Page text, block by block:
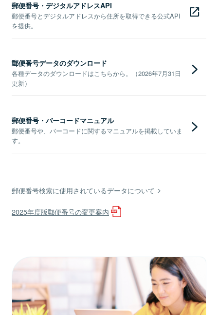
郵便番号・デジタルアドレスAPI
郵便番号とデジタルアドレスから住所を取得できる公式API
を提供。
郵便番号データのダウンロード
各種データのダウンロードはこちらから。（2026年7月31日
更新）
郵便番号・バーコードマニュアル
郵便番号や、バーコードに関するマニュアルを掲載していま
す。
郵便番号検索に使用されているデータについて
2025年度版郵便番号の変更案内